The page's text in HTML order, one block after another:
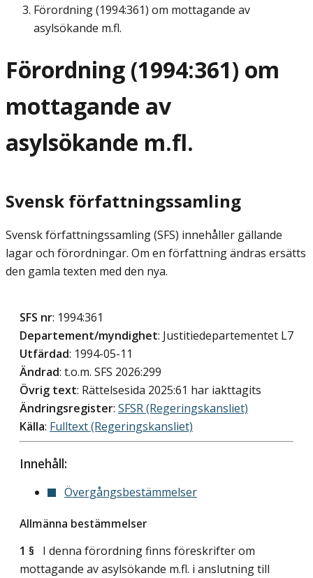
Förordning (1994:361) om mottagande av
asylsökande m.fl.
Förordning (1994:361) om
mottagande av
asylsökande m.fl.
Svensk författningssamling
Svensk författningssamling (SFS) innehåller gällande
lagar och förordningar. Om en författning ändras ersätts
den gamla texten med den nya.
SFS nr: 1994:361
Departement/myndighet: Justitiedepartementet L7
Utfärdad: 1994-05-11
Ändrad: t.o.m. SFS 2026:299
Övrig text: Rättelsesida 2025:61 har iakttagits
Ändringsregister: SFSR (Regeringskansliet)
Källa: Fulltext (Regeringskansliet)
Innehåll:
Övergångsbestämmelser
Allmänna bestämmelser
1 § I denna förordning finns föreskrifter om
mottagande av asylsökande m.fl. i anslutning till